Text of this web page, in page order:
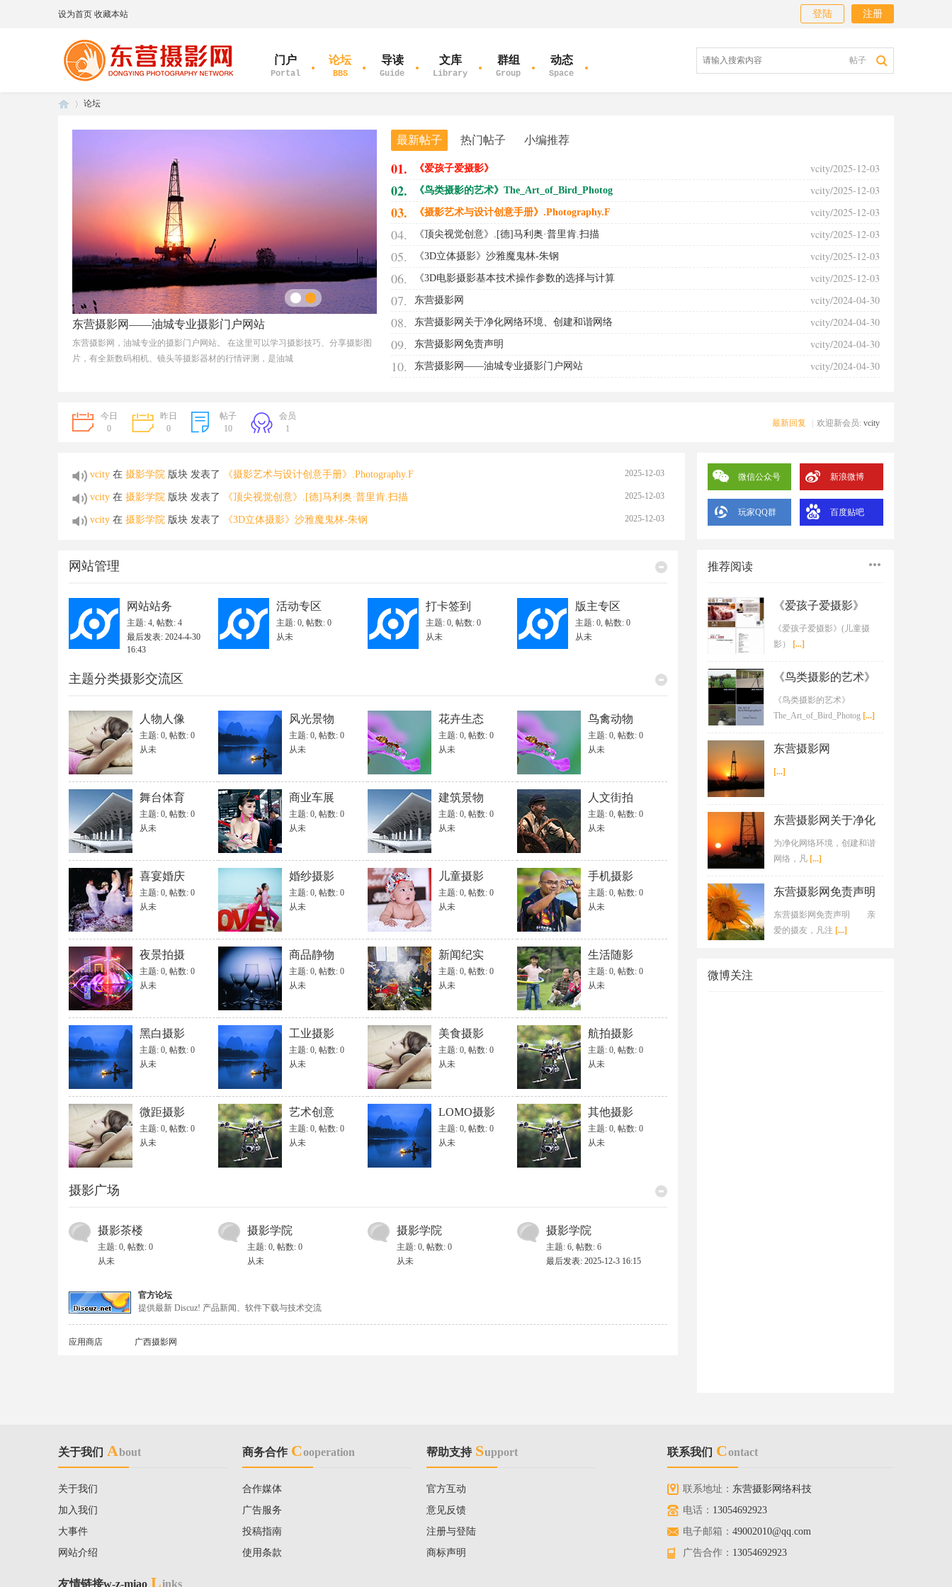
设为首页 收藏本站 登陆 注册
门户
Portal
论坛
BBS
导读
Guide
文库
Library
群组
Group
动态
Space
帖子
论坛
东营摄影网——油城专业摄影门户网站
东营摄影网，油城专业的摄影门户网站。 在这里可以学习摄影技巧、分享摄影图
片，有全新数码相机、镜头等摄影器材的行情评测，是油城
最新帖子 热门帖子 小编推荐
01. 《爱孩子爱摄影》 vcity/2025-12-03
02. 《鸟类摄影的艺术》The_Art_of_Bird_Photog vcity/2025-12-03
03. 《摄影艺术与设计创意手册》.Photography.F vcity/2025-12-03
04. 《顶尖视觉创意》.[德]马利奥·普里肯.扫描 vcity/2025-12-03
05. 《3D立体摄影》沙雅魔鬼林-朱钢 vcity/2025-12-03
06. 《3D电影摄影基本技术操作参数的选择与计算 vcity/2025-12-03
07. 东营摄影网 vcity/2024-04-30
08. 东营摄影网关于净化网络环境、创建和谐网络 vcity/2024-04-30
09. 东营摄影网免责声明 vcity/2024-04-30
10. 东营摄影网——油城专业摄影门户网站 vcity/2024-04-30
今日
0
昨日
0
帖子
10
会员
1
最新回复 欢迎新会员: vcity
网站站务版块 发表了 东营摄影网免责声明
vcity 在 网站站务版块 发表了 东营摄影网——油城专业摄影门户网站 2024-04-30
vcity在 摄影学院 版块 发表了《爱孩子爱摄影》
vcity 在 摄影学院版块 发表了
网站管理
网站站务
主题: 4, 帖数: 4
最后发表: 2024-4-30
16:43
活动专区
主题: 0, 帖数: 0
从未
打卡签到
主题: 0, 帖数: 0
从未
版主专区
主题: 0, 帖数: 0
从未
主题分类摄影交流区
人物人像
主题: 0, 帖数: 0
从未
风光景物
主题: 0, 帖数: 0
从未
花卉生态
主题: 0, 帖数: 0
从未
鸟禽动物
主题: 0, 帖数: 0
从未
舞台体育
主题: 0, 帖数: 0
从未
商业车展
主题: 0, 帖数: 0
从未
建筑景物
主题: 0, 帖数: 0
从未
人文街拍
主题: 0, 帖数: 0
从未
喜宴婚庆
主题: 0, 帖数: 0
从未
婚纱摄影
主题: 0, 帖数: 0
从未
儿童摄影
主题: 0, 帖数: 0
从未
手机摄影
主题: 0, 帖数: 0
从未
夜景拍摄
主题: 0, 帖数: 0
从未
商品静物
主题: 0, 帖数: 0
从未
新闻纪实
主题: 0, 帖数: 0
从未
生活随影
主题: 0, 帖数: 0
从未
黑白摄影
主题: 0, 帖数: 0
从未
工业摄影
主题: 0, 帖数: 0
从未
美食摄影
主题: 0, 帖数: 0
从未
航拍摄影
主题: 0, 帖数: 0
从未
微距摄影
主题: 0, 帖数: 0
从未
艺术创意
主题: 0, 帖数: 0
从未
LOMO摄影
主题: 0, 帖数: 0
从未
其他摄影
主题: 0, 帖数: 0
从未
摄影广场
摄影茶楼
主题: 0, 帖数: 0
从未
摄影学院
主题: 0, 帖数: 0
从未
摄影学院
主题: 0, 帖数: 0
从未
摄影学院
主题: 6, 帖数: 6
最后发表: 2025-12-3 16:15
官方论坛
提供最新 Discuz! 产品新闻、软件下载与技术交流
应用商店 广西摄影网
微信公众号 新浪微博
玩家QQ群 百度贴吧
推荐阅读
《爱孩子爱摄影》
《爱孩子爱摄影》(儿童摄
影）
[...]
《鸟类摄影的艺术》
The_Art_of_Bird_Phot
og
《鸟类摄影的艺术》
The_Art_of_Bird_Photog [...]
东营摄影网
[...]
东营摄影网关于净化
网络环境、创建和谐
网络
为净化网络环境，创建和谐
网络，凡 [...]
东营摄影网免责声明
东营摄影网免责声明 亲
爱的摄友，凡注 [...]
微博关注
关于我们 About
关于我们
加入我们
大事件
网站介绍
商务合作 Cooperation
合作媒体
广告服务
投稿指南
使用条款
帮助支持 Support
官方互动
意见反馈
注册与登陆
商标声明
联系我们 Contact
联系地址： 东营摄影网络科技
电话： 13054692923
电子邮箱： 49002010@qq.com
广告合作： 13054692923
友情链接w-z-miao Links